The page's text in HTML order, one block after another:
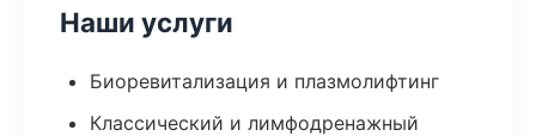
Наши услуги
Биоревитализация и плазмолифтинг
Классический и лимфодренажный